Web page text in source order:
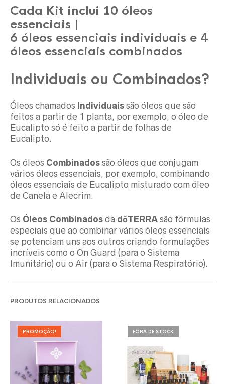
Cada Kit inclui 10 óleos
essenciais |
6 óleos essenciais individuais e 4
óleos essenciais combinados
Individuais ou Combinados?
Óleos chamados Individuais são óleos que são
feitos a partir de 1 planta, por exemplo, o óleo de
Eucalipto só é feito a partir de folhas de
Eucalipto.
Os óleos Combinados são óleos que conjugam
vários óleos essenciais, por exemplo, combinando
óleos essenciais de Eucalipto misturado com óleo
de Canela e Alecrim.
Os Óleos Combinados da dōTERRA são fórmulas
especiais que ao combinar vários óleos essenciais
se potenciam uns aos outros criando formulações
incríveis como o On Guard (para o Sistema
Imunitário) ou o Air (para o Sistema Respiratório).
PRODUTOS RELACIONADOS
PROMOÇÃO! FORA DE STOCK